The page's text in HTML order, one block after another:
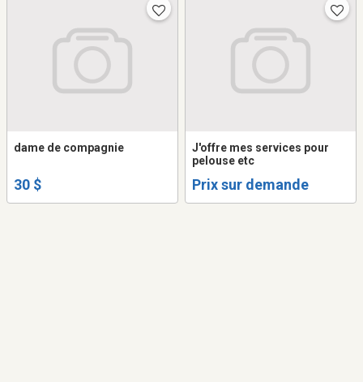
dame de compagnie
30 $
J'offre mes services pour
pelouse etc
Prix sur demande